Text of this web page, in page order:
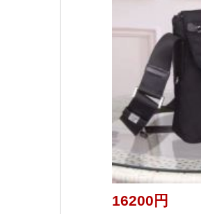
16200円